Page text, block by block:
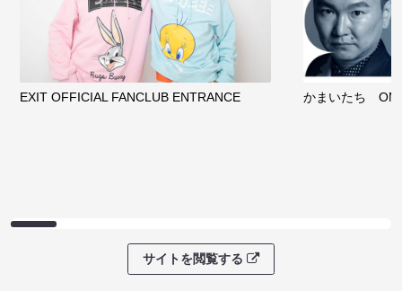
EXIT OFFICIAL FANCLUB ENTRANCE かまいたち
サイトを閲覧する